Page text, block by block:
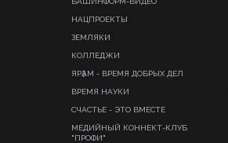
НАЦПРОЕКТЫ
ЗЕМЛЯКИ
КОЛЛЕДЖИ
ЯРҘАМ - ВРЕМЯ ДОБРЫХ ДЕЛ
ВРЕМЯ НАУКИ
СЧАСТЬЕ - ЭТО ВМЕСТЕ
МЕДИЙНЫЙ КОННЕКТ-КЛУБ
"ПРОФИ"